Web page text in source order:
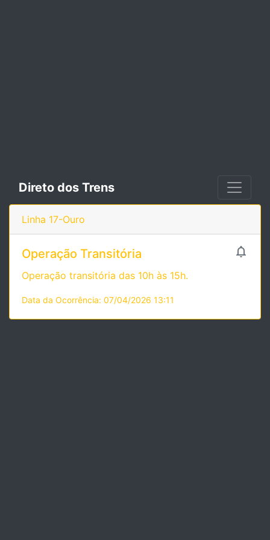
Direto dos Trens
Linha 17-Ouro

Operação Transitória
Operação transitória das 10h às 15h.
Data da Ocorrência: 07/04/2026 13:11